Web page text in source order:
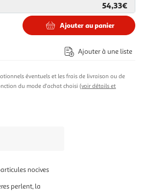
54,33€
Ajouter au panier
Ajouter à une liste
éventuels et les frais de livraison ou de
du mode d'achat choisi (voir détails et
nocives
perlent, la